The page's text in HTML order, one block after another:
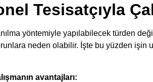
Tesisatçıyla
yöntemiyle yapılabilecek türden
neden olabilir. İşte bu yüzden işin
avantajları: